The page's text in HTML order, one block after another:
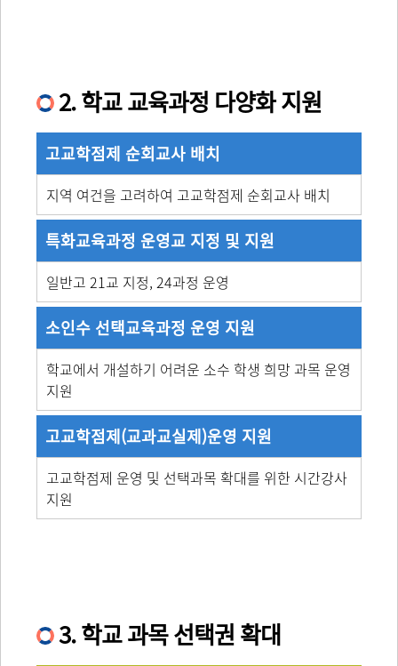
2. 학교 교육과정 다양화 지원
고교학점제 순회교사 배치
지역 여건을 고려하여 고교학점제 순회교사 배치
특화교육과정 운영교 지정 및 지원
일반고 21교 지정, 24과정 운영
소인수 선택교육과정 운영 지원
학교에서 개설하기 어려운 소수 학생 희망 과목 운영
지원
고교학점제(교과교실제)운영 지원
고교학점제 운영 및 선택과목 확대를 위한 시간강사
지원
3. 학교 과목 선택권 확대